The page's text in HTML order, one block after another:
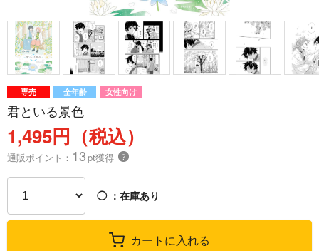
専売 全年齢 女性向け
君といる景色
1,495円（税込）
通販ポイント： 13pt獲得 ？
◯ ：在庫あり
カートに入れる